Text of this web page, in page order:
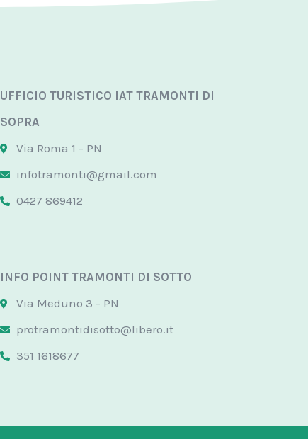
UFFICIO TURISTICO IAT TRAMONTI DI
SOPRA
Via Roma 1 - PN
infotramonti@gmail.com
0427 869412
INFO POINT TRAMONTI DI SOTTO
Via Meduno 3 - PN
protramontidisotto@libero.it
351 1618677